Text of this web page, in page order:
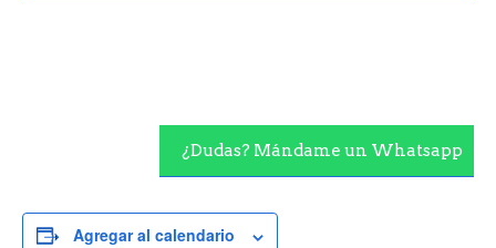
¿Dudas? Mándame un Whatsapp
Agregar al calendario